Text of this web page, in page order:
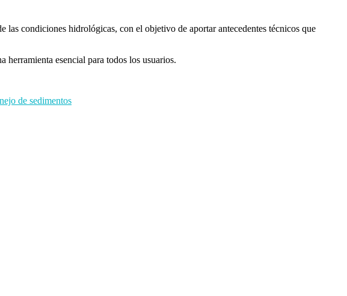
condiciones hidrológicas, con el objetivo de aportar antecedentes técnicos que
esencial para todos los usuarios.
de sedimentos